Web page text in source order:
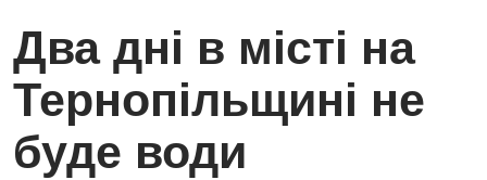
Два дні в місті на
Тернопільщині не
буде води